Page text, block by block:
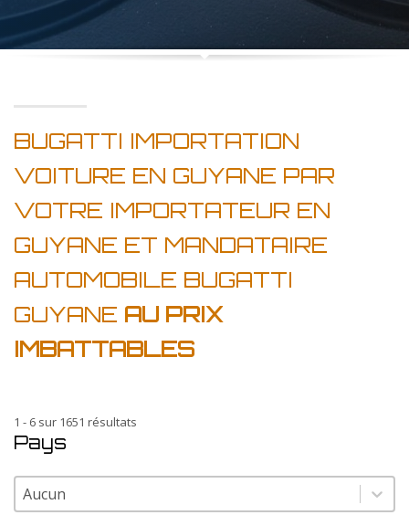
BUGATTI IMPORTATION
VOITURE EN GUYANE PAR
VOTRE IMPORTATEUR EN
GUYANE ET MANDATAIRE
AUTOMOBILE BUGATTI
GUYANE AU PRIX
IMBATTABLES
1 - 6 sur 1651 résultats
Pays
Pays
Pays